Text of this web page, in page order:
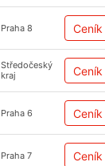
Praha 8 Ceník
Středočeský
kraj
Ceník
Praha 6 Ceník
Praha 7 Ceník